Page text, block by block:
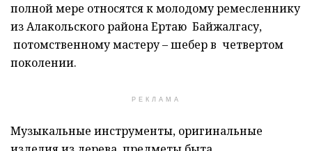
полной мере относятся к молодому ремесленнику
из Алакольского района Ертаю Байжалгасу,
потомственному мастеру – шебер в четвертом
поколении.
РЕКЛАМА
Музыкальные инструменты, оригинальные